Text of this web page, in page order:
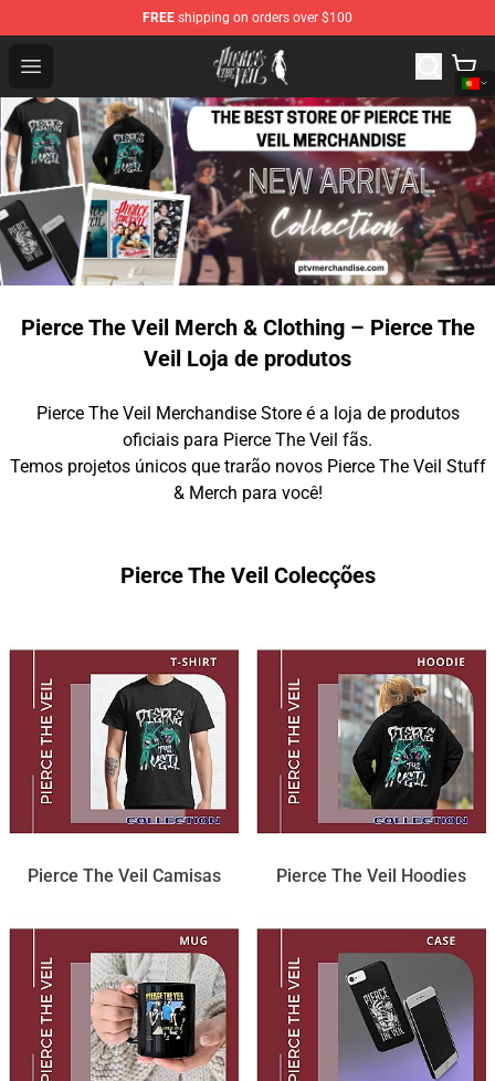
FREE shipping on orders over $100
Open menu
Pierce The Veil Store - Official Pierce The Veil
Pierce The Veil Merch & Clothing – Pierce The
Veil Loja de produtos
Pierce The Veil Merchandise Store é a loja de produtos
oficiais para Pierce The Veil fãs.
Temos projetos únicos que trarão novos Pierce The Veil Stuff
& Merch para você!
Pierce The Veil Colecções
Pierce The Veil Camisas Pierce The Veil Hoodies